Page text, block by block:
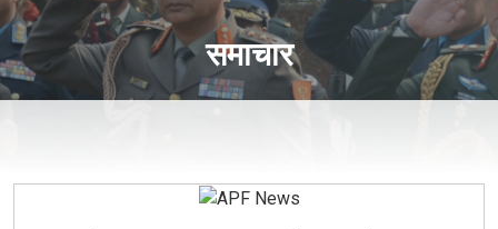
समाचार